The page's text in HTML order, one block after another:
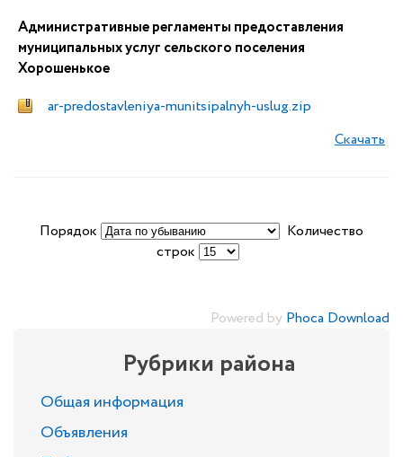
Административные регламенты предоставления
муниципальных услуг сельского поселения
Хорошенькое
ar-predostavleniya-munitsipalnyh-uslug.zip
Скачать
Порядок
Количество
строк
Powered by Phoca Download
Рубрики района
Общая информация
Объявления